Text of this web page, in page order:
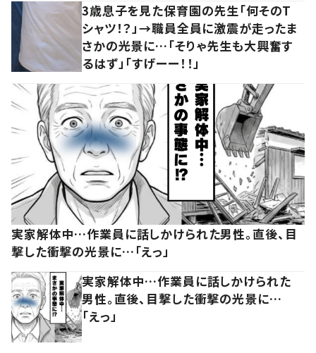
3歳息子を見た保育園の先生「何そのT
シャツ！？」→職員全員に激震が走ったま
さかの光景に…「そりゃ先生も大興奮す
るはず」「すげーー！！」
実家解体中…作業員に話しかけられた男性。直後、目
撃した衝撃の光景に…「えっ」
実家解体中…作業員に話しかけられた
男性。直後、目撃した衝撃の光景に…
「えっ」